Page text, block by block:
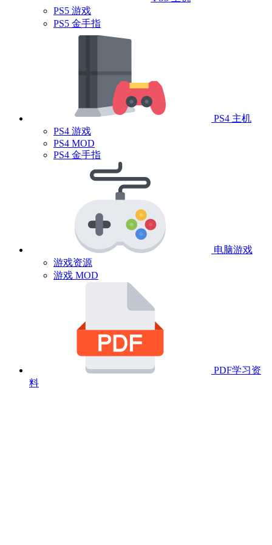
PS5 游戏
PS5 金手指
PS4 主机
PS4 游戏
PS4 MOD
PS4 金手指
电脑游戏
游戏资源
游戏 MOD
PDF学习资
料